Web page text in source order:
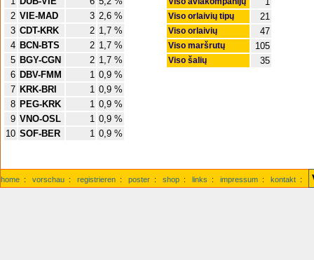
2 VIE-MAD 3 2,6 %
3 CDT-KRK 2 1,7 %
4 BCN-BTS 2 1,7 %
5 BGY-CGN 2 1,7 %
6 DBV-FMM 1 0,9 %
7 KRK-BRI 1 0,9 %
8 PEG-KRK 1 0,9 %
9 VNO-OSL 1 0,9 %
10 SOF-BER 1 0,9 %
Viso orlaivių tipų 21
Viso orlaivių 47
Viso maršrutų 105
Viso šalių 35
home : vorschau : registrieren : poster : shop : links : impressum : kontakt :